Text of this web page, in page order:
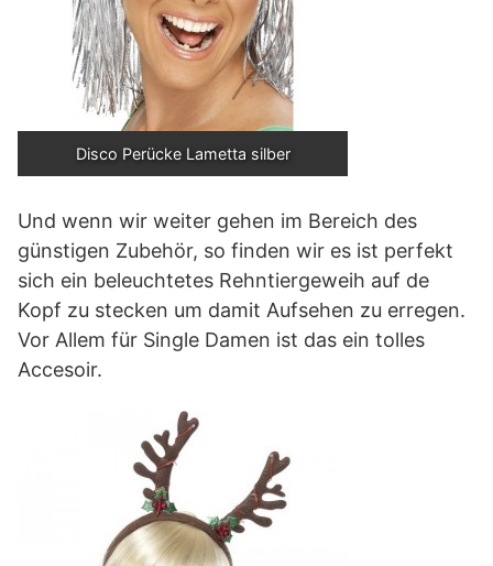
Disco Perücke Lametta silber
Und wenn wir weiter gehen im Bereich des
günstigen Zubehör, so finden wir es ist perfekt
sich ein beleuchtetes Rehntiergeweih auf de
Kopf zu stecken um damit Aufsehen zu erregen.
Vor Allem für Single Damen ist das ein tolles
Accesoir.